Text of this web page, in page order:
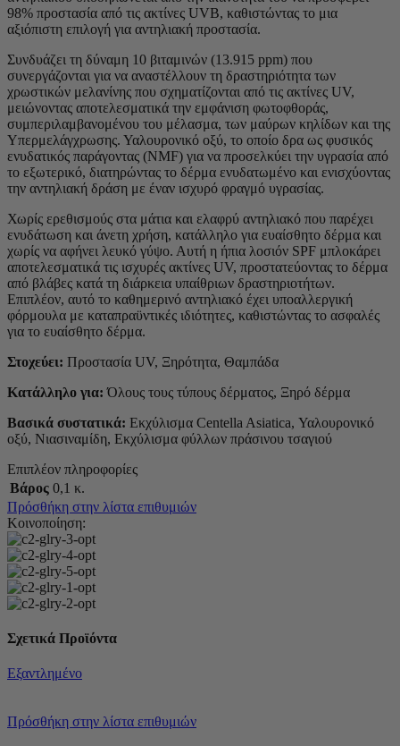
98% προστασία από τις ακτίνες UVB, καθιστώντας το μια
αξιόπιστη επιλογή για αντηλιακή προστασία.
Συνδυάζει τη δύναμη 10 βιταμινών (13.915 ppm) που
συνεργάζονται για να αναστέλλουν τη δραστηριότητα των
χρωστικών μελανίνης που σχηματίζονται από τις ακτίνες UV,
μειώνοντας αποτελεσματικά την εμφάνιση φωτοφθοράς,
συμπεριλαμβανομένου του μέλασμα, των μαύρων κηλίδων και της
Υπερμελάγχρωσης. Υαλουρονικό οξύ, το οποίο δρα ως φυσικός
ενυδατικός παράγοντας (NMF) για να προσελκύει την υγρασία από
το εξωτερικό, διατηρώντας το δέρμα ενυδατωμένο και ενισχύοντας
την αντηλιακή δράση με έναν ισχυρό φραγμό υγρασίας.
Χωρίς ερεθισμούς στα μάτια και ελαφρύ αντηλιακό που παρέχει
ενυδάτωση και άνετη χρήση, κατάλληλο για ευαίσθητο δέρμα και
χωρίς να αφήνει λευκό γύψο. Αυτή η ήπια λοσιόν SPF μπλοκάρει
αποτελεσματικά τις ισχυρές ακτίνες UV, προστατεύοντας το δέρμα
από βλάβες κατά τη διάρκεια υπαίθριων δραστηριοτήτων.
Επιπλέον, αυτό το καθημερινό αντηλιακό έχει υποαλλεργική
φόρμουλα με καταπραϋντικές ιδιότητες, καθιστώντας το ασφαλές
για το ευαίσθητο δέρμα.
Στοχεύει: Προστασία UV, Ξηρότητα, Θαμπάδα
Κατάλληλο για:Όλους τους τύπους δέρματος, Ξηρό δέρμα
Βασικά συστατικά: Εκχύλισμα Centella Asiatica, Υαλουρονικό
οξύ, Νιασιναμίδη, Εκχύλισμα φύλλων πράσινου τσαγιού
Επιπλέον πληροφορίες
Βάρος 0,1 κ.
Πρόσθήκη στην λίστα επιθυμιών
Κοινοποίηση:
Σχετικά Προϊόντα
Εξαντλημένο
Πρόσθήκη στην λίστα επιθυμιών